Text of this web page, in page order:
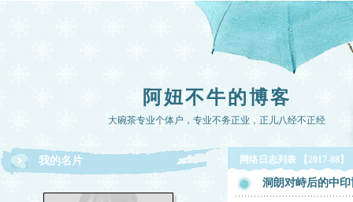
阿妞不牛的博客
大碗茶专业个体户，专业不务正业，正儿八经不正经
我的名片 网络日志列表 【2017-08】
洞朗对峙后的中印